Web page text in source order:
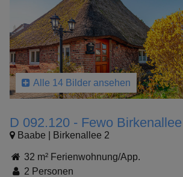
Alle 14 Bilder ansehen
D 092.120 - Fewo Birkenallee
Baabe | Birkenallee 2
32 m² Ferienwohnung/App.
2 Personen